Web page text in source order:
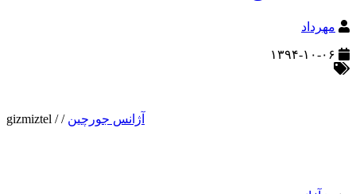
مهرداد
آژانس جورچین /
/
gizmiztel